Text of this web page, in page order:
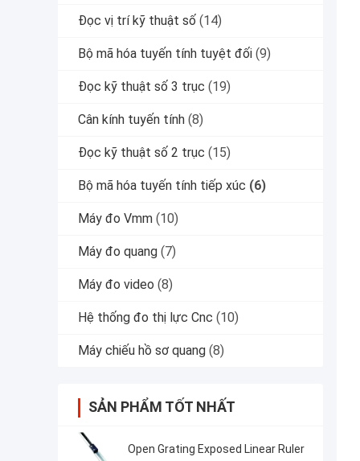
Đọc vị trí kỹ thuật số (14)
Bộ mã hóa tuyến tính tuyệt đối (9)
Đọc kỹ thuật số 3 trục (19)
Cân kính tuyến tính (8)
Đọc kỹ thuật số 2 trục (15)
Bộ mã hóa tuyến tính tiếp xúc (6)
Máy đo Vmm (10)
Máy đo quang (7)
Máy đo video (8)
Hệ thống đo thị lực Cnc (10)
Máy chiếu hồ sơ quang (8)
SẢN PHẨM TỐT NHẤT
Open Grating Exposed Linear Ruler